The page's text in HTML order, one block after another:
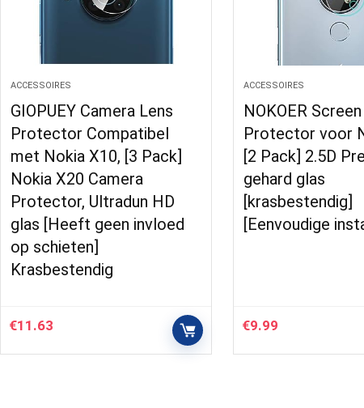
ACCESSOIRES
GIOPUEY Camera Lens
Protector Compatibel
met Nokia X10, [3 Pack]
Nokia X20 Camera
Protector, Ultradun HD
glas [Heeft geen invloed
op schieten]
Krasbestendig
€11.63
ACCESSOIRES
NOKOER Screen
Protector voor
[2 Pack] 2.5D
gehard glas
[krasbestendig]
[Eenvoudige
€9.99